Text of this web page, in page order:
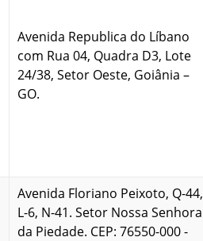
Avenida Republica do Líbano
com Rua 04, Quadra D3, Lote
24/38, Setor Oeste, Goiânia –
GO.
Avenida Floriano Peixoto, Q-44,
L-6, N-41. Setor Nossa Senhora
da Piedade. CEP: 76550-000 -